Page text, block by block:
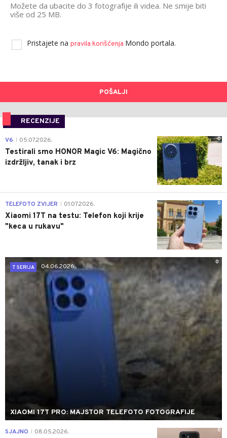
Možete da ubacite do 3 fotografije ili videa. Ne smije biti
više od 25 MB.
Pristajete na pravila korišćenja Mondo portala.
POŠALJI
RECENZIJE
0
V6 05.07.2026.
Testirali smo HONOR Magic V6: Magično
izdržljiv, tanak i brz
0
TELEFOTO ZVIJER 01.07.2026.
Xiaomi 17T na testu: Telefon koji krije
"keca u rukavu"
0
T SERIJA
04.06.2026.
XIAOMI 17T PRO: MAJSTOR TELEFOTO FOTOGRAFIJE
0
SJAJNO 08.05.2026.